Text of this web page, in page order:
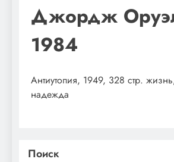
Джордж
1984
Антиутопия, 1949, 328 стр.
надежда
Поиск